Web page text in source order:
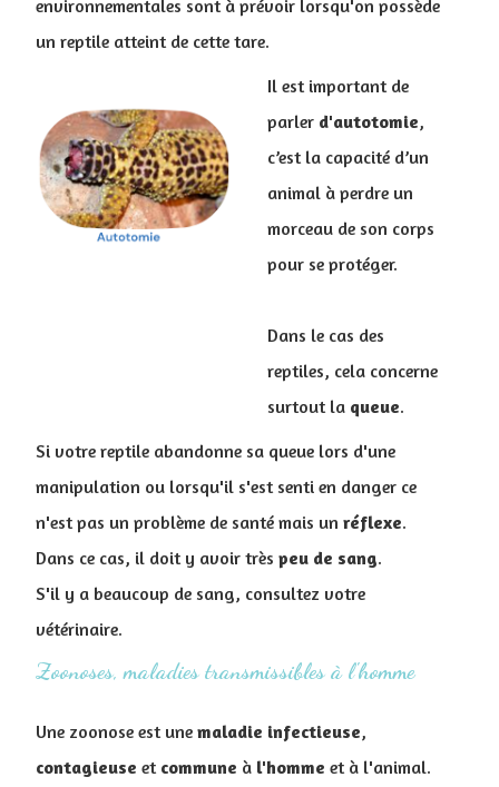
environnementales sont à prévoir lorsqu'on possède
un reptile atteint de cette tare.
Il est important de
parler d'autotomie,
c’est la capacité d’un
animal à perdre un
morceau de son corps
pour se protéger.
Dans le cas des
reptiles, cela concerne
surtout la queue.
Si votre reptile abandonne sa queue lors d'une
manipulation ou lorsqu'il s'est senti en danger ce
n'est pas un problème de santé mais un réflexe.
Dans ce cas, il doit y avoir très peu de sang.
S'il y a beaucoup de sang, consultez votre
vétérinaire.
Zoonoses, maladies transmissibles à l'homme
Une zoonose est une maladie infectieuse,
contagieuse et commune à l'homme et à l'animal.